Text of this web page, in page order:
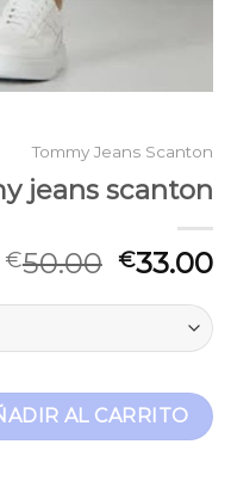
Tommy Jeans Scanton
jeans scanton
€50.00 €33.00
cantidad
AL CARRITO